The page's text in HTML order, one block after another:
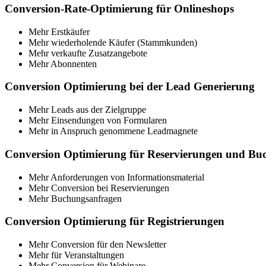
Conversion-Rate-Optimierung für Onlineshops
Mehr Erstkäufer
Mehr wiederholende Käufer (Stammkunden)
Mehr verkaufte Zusatzangebote
Mehr Abonnenten
Conversion Optimierung bei der Lead Generierung
Mehr Leads aus der Zielgruppe
Mehr Einsendungen von Formularen
Mehr in Anspruch genommene Leadmagnete
Conversion Optimierung für Reservierungen und
Mehr Anforderungen von Informationsmaterial
Mehr Conversion bei Reservierungen
Mehr Buchungsanfragen
Conversion Optimierung für Registrierungen
Mehr Conversion für den Newsletter
Mehr für Veranstaltungen